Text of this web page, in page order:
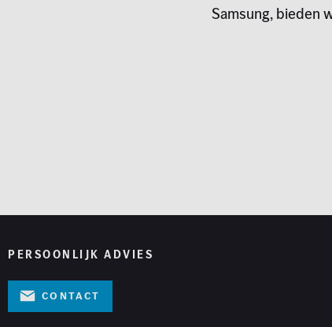
Samsung, bieden
PERSOONLIJK ADVIES
Contact